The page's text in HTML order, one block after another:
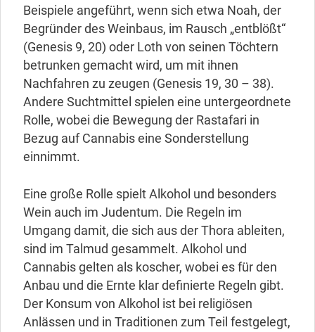
Beispiele angeführt, wenn sich etwa Noah, der
Begründer des Weinbaus, im Rausch „entblößt“
(Genesis 9, 20) oder Loth von seinen Töchtern
betrunken gemacht wird, um mit ihnen
Nachfahren zu zeugen (Genesis 19, 30 – 38).
Andere Suchtmittel spielen eine untergeordnete
Rolle, wobei die Bewegung der Rastafari in
Bezug auf Cannabis eine Sonderstellung
einnimmt.
Eine große Rolle spielt Alkohol und besonders
Wein auch im Judentum. Die Regeln im
Umgang damit, die sich aus der Thora ableiten,
sind im Talmud gesammelt. Alkohol und
Cannabis gelten als koscher, wobei es für den
Anbau und die Ernte klar definierte Regeln gibt.
Der Konsum von Alkohol ist bei religiösen
Anlässen und in Traditionen zum Teil festgelegt,